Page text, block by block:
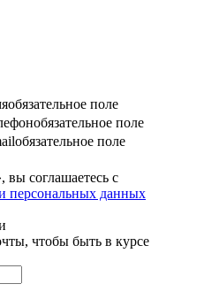
обязательное поле
обязательное поле
обязательное поле
соглашаетесь с
персональных данных
чтобы быть в курсе